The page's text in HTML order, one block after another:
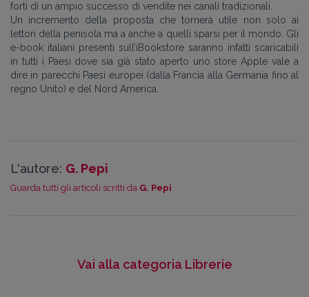
forti di un ampio successo di vendite nei canali tradizionali.
Un incremento della proposta che tornerà utile non solo ai
lettori della penisola ma a anche a quelli sparsi per il mondo. Gli
e-book italiani presenti sull’iBookstore saranno infatti scaricabili
in tutti i Paesi dove sia già stato aperto uno store Apple vale a
dire in parecchi Paesi europei (dalla Francia alla Germania fino al
regno Unito) e del Nord America.
L'autore: G. Pepi
Guarda tutti gli articoli scritti da G. Pepi
Vai alla categoria Librerie